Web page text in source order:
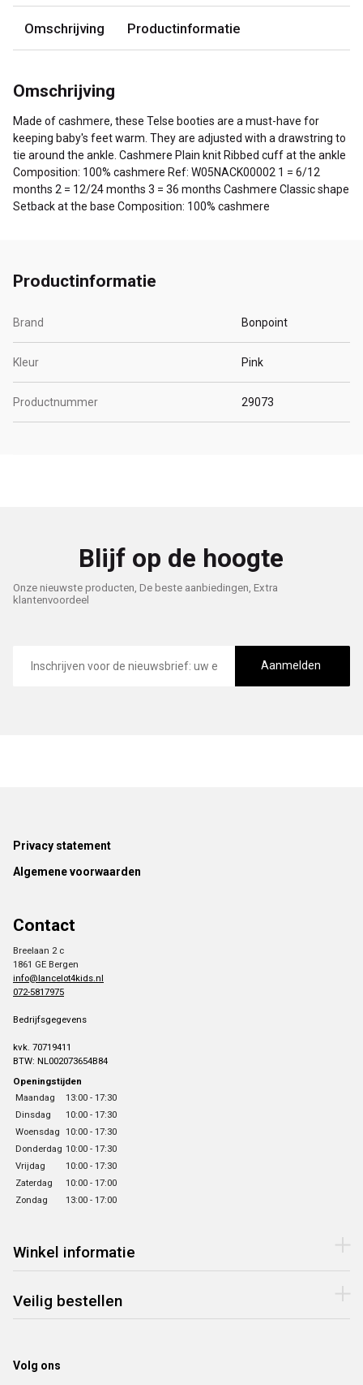
Omschrijving Productinformatie
Omschrijving
Made of cashmere, these Telse booties are a must-have for
keeping baby's feet warm. They are adjusted with a drawstring to
tie around the ankle. Cashmere Plain knit Ribbed cuff at the ankle
Composition: 100% cashmere Ref: W05NACK00002 1 = 6/12
months 2 = 12/24 months 3 = 36 months Cashmere Classic shape
Setback at the base Composition: 100% cashmere
Productinformatie
Brand Bonpoint
Kleur Pink
Productnummer 29073
Blijf op de hoogte
Onze nieuwste producten, De beste aanbiedingen, Extra
klantenvoordeel
mailadres
Aanmelden
Footer
Privacy statement
Algemene voorwaarden
Contact
Breelaan 2 c
1861 GE Bergen
info@lancelot4kids.nl
072-5817975
Bedrijfsgegevens
kvk. 70719411
BTW: NL002073654B84
Openingstijden
Maandag
13:00 - 17:30
Dinsdag
10:00 - 17:30
Woensdag 10:00 - 17:30
Donderdag 10:00 - 17:30
Vrijdag
10:00 - 17:30
Zaterdag
10:00 - 17:00
Zondag
13:00 - 17:00
Winkel informatie
Veilig bestellen
Volg ons